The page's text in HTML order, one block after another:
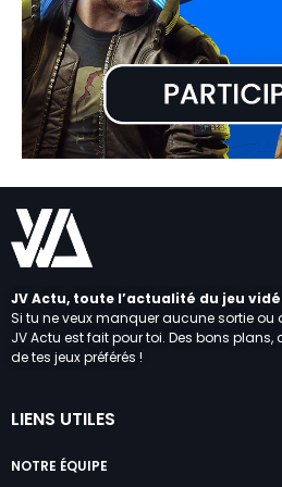
JV Actu, toute l’actualité du jeu
Si tu ne veux manquer aucune sortie
JV Actu est fait pour toi. Des bons
de tes jeux préférés !
LIENS UTILES
NOTRE ÉQUIPE